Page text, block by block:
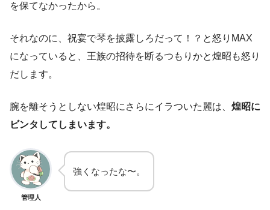
を保てなかったから。
それなのに、祝宴で琴を披露しろだって！？と怒りMAX
になっていると、王族の招待を断るつもりかと煌昭も怒り
だします。
腕を離そうとしない煌昭にさらにイラついた麗は、 煌昭に
ビンタしてしまいます。
管理人
強くなったな〜。